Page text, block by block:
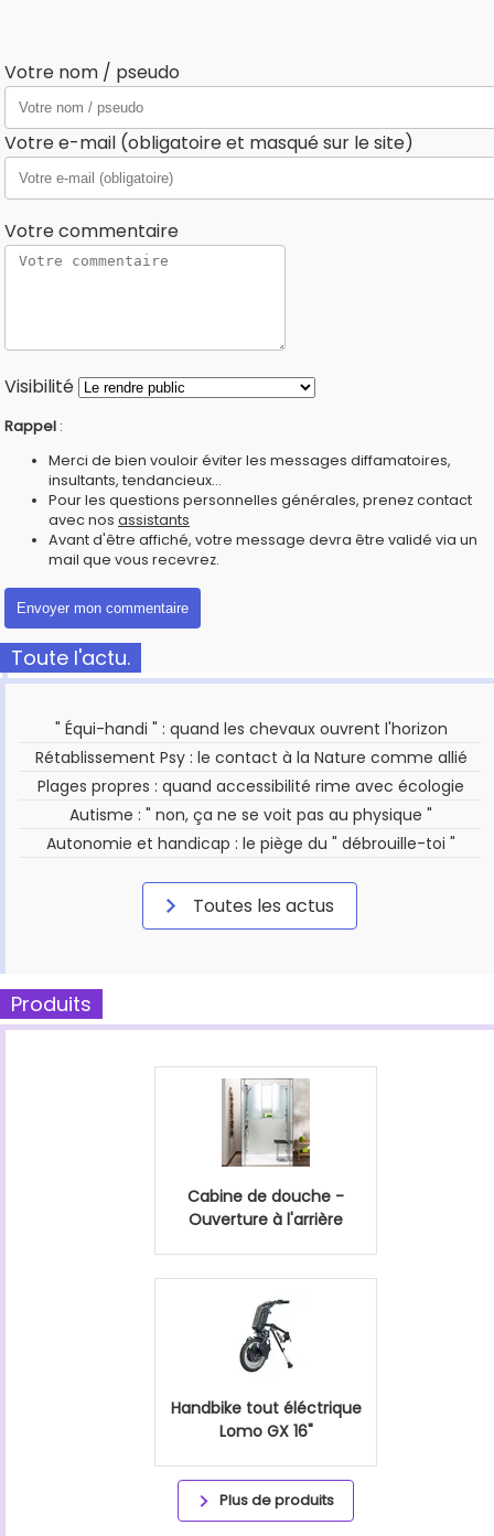
Votre nom / pseudo
Votre e-mail (obligatoire et masqué sur le site)
Votre commentaire
Visibilité
Rappel :
Merci de bien vouloir éviter les messages diffamatoires,
insultants, tendancieux...
Pour les questions personnelles générales, prenez contact
avec nos assistants
Avant d'être affiché, votre message devra être validé via un
mail que vous recevrez.
Toute l'actu.
" Équi-handi " : quand les chevaux ouvrent l'horizon
Rétablissement Psy : le contact à la Nature comme allié
Plages propres : quand accessibilité rime avec écologie
Autisme : " non, ça ne se voit pas au physique "
Autonomie et handicap : le piège du " débrouille-toi "
Toutes les actus
Produits
Cabine de douche -
Ouverture à l'arrière
Handbike tout éléctrique
Lomo GX 16"
Plus de produits